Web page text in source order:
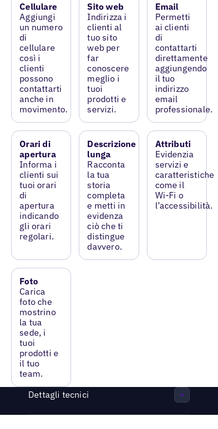
Cellulare
Aggiungi
un numero
di
cellulare
così i
clienti
possono
contattarti
anche in
movimento.
Sito web
Indirizza i
clienti al
tuo sito
web per
far
conoscere
meglio i
tuoi
prodotti e
servizi.
Email
Permetti
ai clienti
di
contattarti
direttamente
aggiungendo
il tuo
indirizzo
email
professionale.
Orari di
apertura
Informa i
clienti sui
tuoi orari
di
apertura
indicando
gli orari
regolari.
Descrizione
lunga
Racconta
la tua
storia
completa
e metti in
evidenza
ciò che ti
distingue
davvero.
Attributi
Evidenzia
servizi e
caratteristiche
come il
Wi-Fi o
l’accessibilità.
Foto
Carica
foto che
mostrino
la tua
sede, i
tuoi
prodotti e
il tuo
team.
Dettagli tecnici